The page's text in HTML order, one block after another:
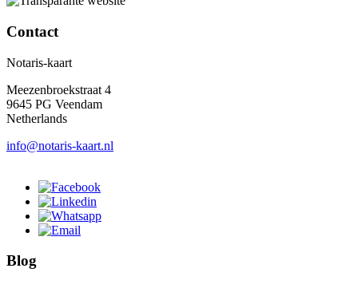
Contact
Notaris-kaart
Meezenbroekstraat 4
9645 PG Veendam
Netherlands
info@notaris-kaart.nl
Blog